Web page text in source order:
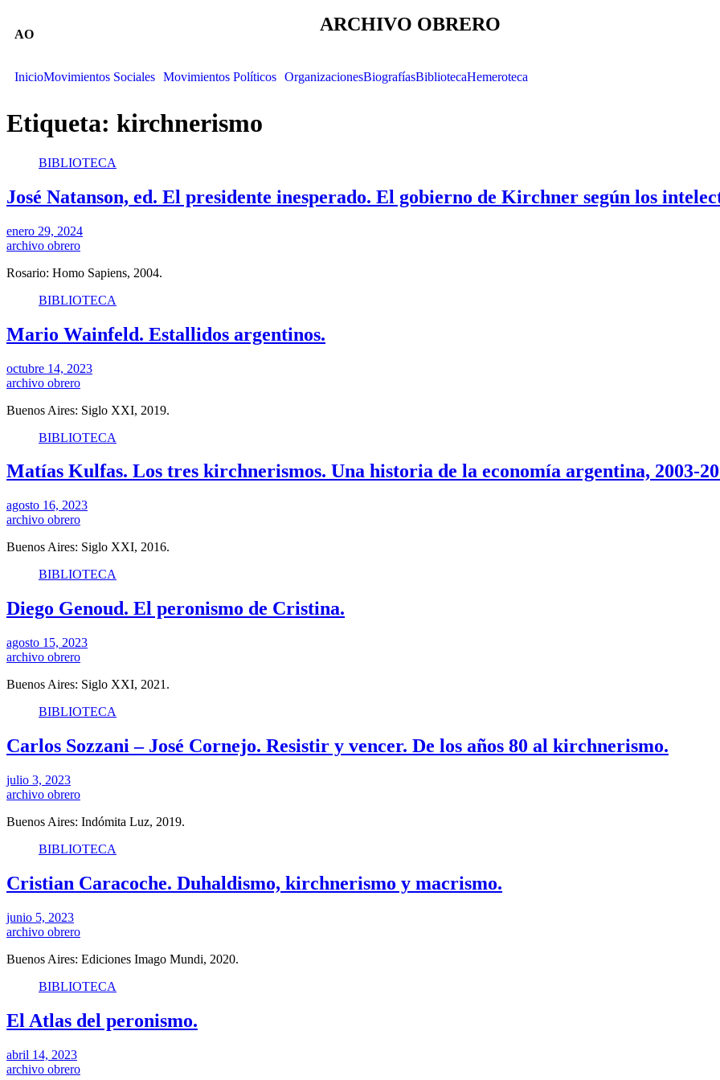
AO ARCHIVO OBRERO
InicioMovimientos Sociales Movimientos Políticos OrganizacionesBiografíasBibliotecaHemeroteca
Etiqueta: kirchnerismo
BIBLIOTECA
José Natanson, ed. El presidente inesperado. El gobierno de Kirchner según los
enero 29, 2024
archivo obrero
Rosario: Homo Sapiens, 2004.
BIBLIOTECA
Mario Wainfeld. Estallidos argentinos.
octubre 14, 2023
archivo obrero
Buenos Aires: Siglo XXI, 2019.
BIBLIOTECA
Matías Kulfas. Los tres kirchnerismos. Una historia de la economía argentina, 2003-
agosto 16, 2023
archivo obrero
Buenos Aires: Siglo XXI, 2016.
BIBLIOTECA
Diego Genoud. El peronismo de Cristina.
agosto 15, 2023
archivo obrero
Buenos Aires: Siglo XXI, 2021.
BIBLIOTECA
Carlos Sozzani – José Cornejo. Resistir y vencer. De los años 80 al kirchnerismo.
julio 3, 2023
archivo obrero
Buenos Aires: Indómita Luz, 2019.
BIBLIOTECA
Cristian Caracoche. Duhaldismo, kirchnerismo y macrismo.
junio 5, 2023
archivo obrero
Buenos Aires: Ediciones Imago Mundi, 2020.
BIBLIOTECA
El Atlas del peronismo.
abril 14, 2023
archivo obrero